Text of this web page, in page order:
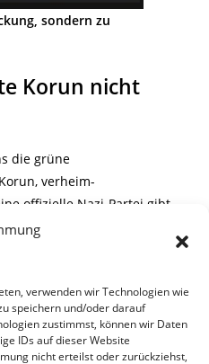
verwenden wir Technologien wie
speichern und/oder darauf
zustimmst, können wir Daten
IDs auf dieser Website
nicht erteilst oder zurückziehst,
sondern zu
Korun nicht
die grüne
verheim-
offizielle Nazi-Partei gibt.